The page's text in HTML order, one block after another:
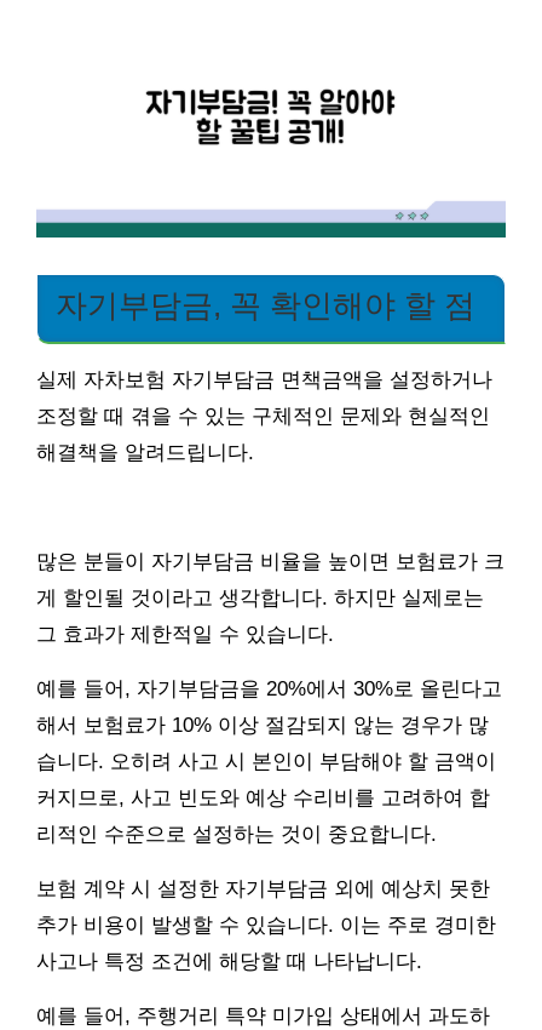
자기부담금, 꼭 확인해야 할 점
실제 자차보험 자기부담금 면책금액을 설정하거나
조정할 때 겪을 수 있는 구체적인 문제와 현실적인
해결책을 알려드립니다.
많은 분들이 자기부담금 비율을 높이면 보험료가 크
게 할인될 것이라고 생각합니다. 하지만 실제로는
그 효과가 제한적일 수 있습니다.
예를 들어, 자기부담금을 20%에서 30%로 올린다고
해서 보험료가 10% 이상 절감되지 않는 경우가 많
습니다. 오히려 사고 시 본인이 부담해야 할 금액이
커지므로, 사고 빈도와 예상 수리비를 고려하여 합
리적인 수준으로 설정하는 것이 중요합니다.
보험 계약 시 설정한 자기부담금 외에 예상치 못한
추가 비용이 발생할 수 있습니다. 이는 주로 경미한
사고나 특정 조건에 해당할 때 나타납니다.
예를 들어, 주행거리 특약 미가입 상태에서 과도하